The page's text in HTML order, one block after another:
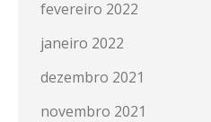
fevereiro 2022
janeiro 2022
dezembro 2021
novembro 2021